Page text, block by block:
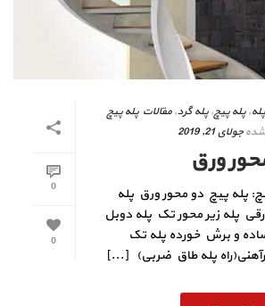
0
0
,پله پیچ,پله گرد,مقالات پله پیچ
جولای 21, 2019
ورق
پله پیچ دو محور ورق پله
پله زیر محور تک پله دوبل
و برش خورده پله تک
پله طاق ضربی) [...]